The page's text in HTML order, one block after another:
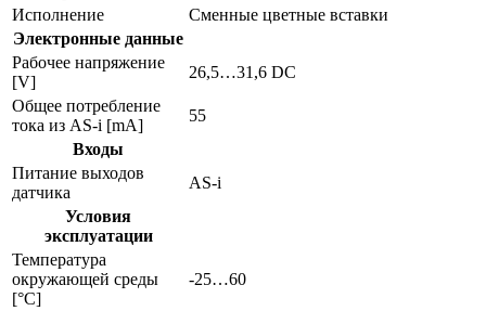
Исполнение
Сменные цветные вставки
Электронные данные
Рабочее напряжение
[V]
26,5…31,6 DC
Общее потребление
тока из AS-i [mA]
55
Входы
Питание выходов
датчика
AS-i
Условия
эксплуатации
Температура
окружающей среды
[°C]
-25…60